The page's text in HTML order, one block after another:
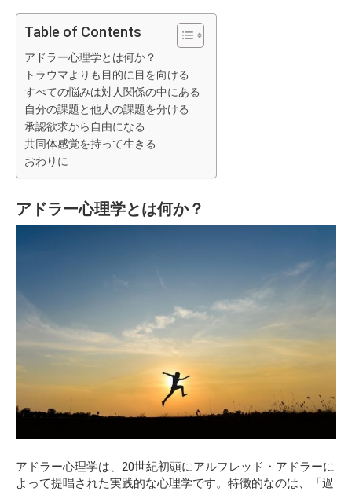
Table of Contents
アドラー心理学とは何か？
トラウマよりも目的に目を向ける
すべての悩みは対人関係の中にある
自分の課題と他人の課題を分ける
承認欲求から自由になる
共同体感覚を持って生きる
おわりに
アドラー心理学とは何か？
アドラー心理学は、20世紀初頭にアルフレッド・アドラーに
よって提唱された実践的な心理学です。特徴的なのは、「過